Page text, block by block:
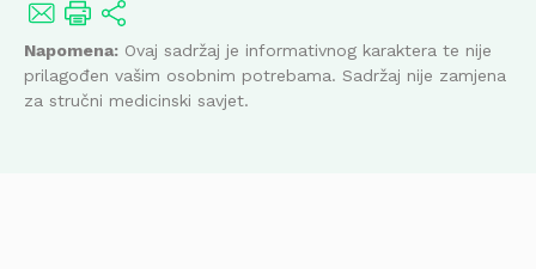
Napomena: Ovaj sadržaj je informativnog karaktera te nije
prilagođen vašim osobnim potrebama. Sadržaj nije zamjena
za stručni medicinski savjet.